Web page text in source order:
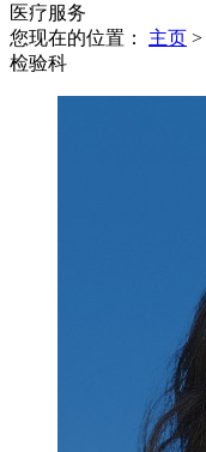
医疗服务
您现在的位置：
主页 >
检验科